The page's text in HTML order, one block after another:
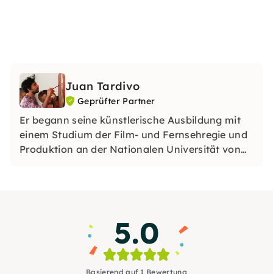
Juan Tardivo
Geprüfter Partner
Er begann seine künstlerische Ausbildung mit
einem Studium der Film- und Fernsehregie und
Produktion an der Nationalen Universität von
5.0
Basierend auf 1 Bewertung